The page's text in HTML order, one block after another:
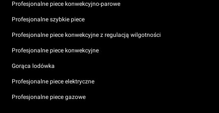
Profesjonalne piece konwekcyjno-parowe
Profesjonalne szybkie piece
Profesjonalne piece konwekcyjne z regulacją wilgotności
Profesjonalne piece konwekcyjne
Gorąca lodówka
Profesjonalne piece elektryczne
Profesjonalne piece gazowe